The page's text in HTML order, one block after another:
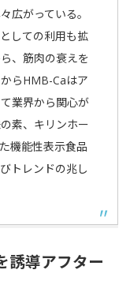
広がっている。
しての利用も拡
、筋肉の衰えを
らHMB-Caはア
業界から関心が
素、キリンホー
機能性表示食品
トレンドの兆し
誘導アフター